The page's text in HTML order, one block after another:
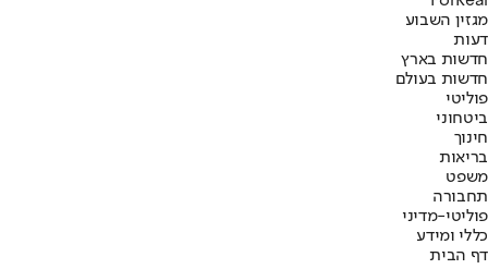
מגזין השבוע
דעות
חדשות בארץ
חדשות בעולם
פוליטי
ביטחוני
חינוך
בריאות
משפט
תחבורה
פוליטי-מדיני
כללי ומידע
דף הבית